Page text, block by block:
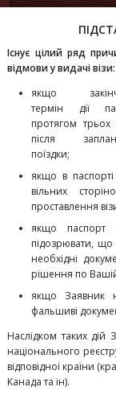
Існує цілий ряд
відмови у видачі візи:
якщо
термін дії
протягом трьох
після
поїздки;
якщо в
вільних
проставлення
якщо паспорт
підозрювати, що
необхідні
рішення по
якщо Заявник
фальшиві
Наслідком таких дій
національного
відповідної країни
Канада та ін).